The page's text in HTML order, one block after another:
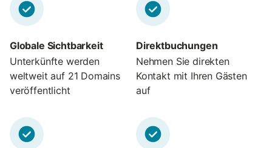
Globale Sichtbarkeit
Unterkünfte werden
weltweit auf 21 Domains
veröffentlicht
Direktbuchungen
Nehmen Sie direkten
Kontakt mit Ihren Gästen
auf